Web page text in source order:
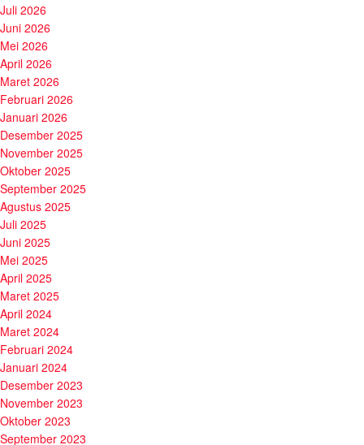
Juli 2026
Juni 2026
Mei 2026
April 2026
Maret 2026
Februari 2026
Januari 2026
Desember 2025
November 2025
Oktober 2025
September 2025
Agustus 2025
Juli 2025
Juni 2025
Mei 2025
April 2025
Maret 2025
April 2024
Maret 2024
Februari 2024
Januari 2024
Desember 2023
November 2023
Oktober 2023
September 2023